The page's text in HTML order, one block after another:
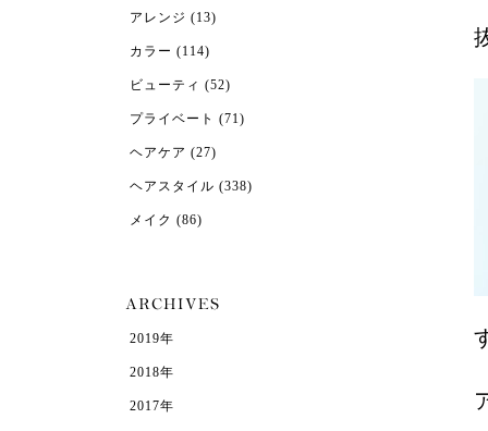
アレンジ (13)
カラー (114)
ビューティ (52)
プライベート (71)
ヘアケア (27)
ヘアスタイル (338)
メイク (86)
2019年
2018年
2017年